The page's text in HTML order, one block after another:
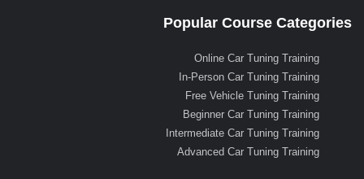
Popular Course Categories
Online Car Tuning Training
In-Person Car Tuning Training
Free Vehicle Tuning Training
Beginner Car Tuning Training
Intermediate Car Tuning Training
Advanced Car Tuning Training